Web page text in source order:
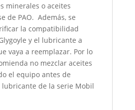
minerales o aceites
de PAO. Además, se
la compatibilidad
y el lubricante a
vaya a reemplazar. Por lo
no mezclar aceites
el equipo antes de
de la serie Mobil